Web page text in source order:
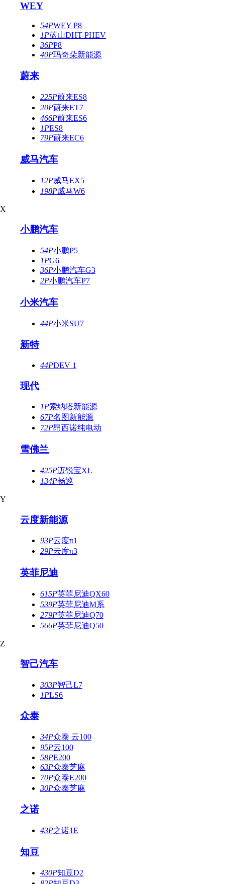
WEY
54PWEY P8
1P蓝山DHT-PHEV
36PP8
40P玛奇朵新能源
蔚来
225P蔚来ES8
20P蔚来ET7
466P蔚来ES6
1PES8
79P蔚来EC6
威马汽车
12P威马EX5
198P威马W6
X
小鹏汽车
54P小鹏P5
1PG6
36P小鹏汽车G3
2P小鹏汽车P7
小米汽车
44P小米SU7
新特
44PDEV 1
现代
1P索纳塔新能源
67P名图新能源
72P昂西诺纯电动
雪佛兰
425P迈锐宝XL
134P畅巡
Y
云度新能源
93P云度π1
29P云度π3
英菲尼迪
615P英菲尼迪QX60
539P英菲尼迪M系
279P英菲尼迪Q70
566P英菲尼迪Q50
Z
智己汽车
303P智己L7
1PLS6
众泰
34P众泰 云100
95P云100
58PE200
63P众泰芝麻
70P众泰E200
30P众泰芝麻
之诺
43P之诺1E
知豆
430P知豆D2